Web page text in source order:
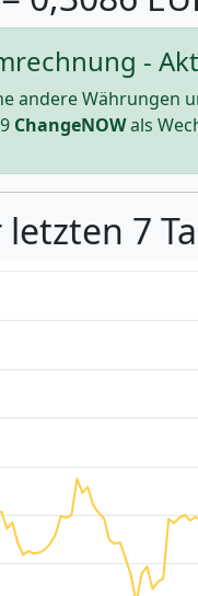
-
andere Währungen
ChangeNOWals
7